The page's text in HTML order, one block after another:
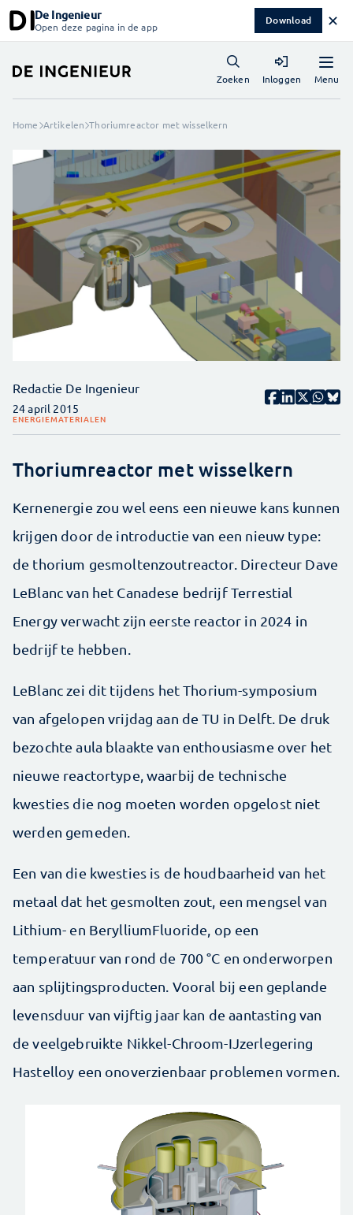
De Ingenieur
Open deze pagina in de app Download ✕
Menu
Zoeken Inloggen
Home Artikelen Thoriumreactor met wisselkern
Redactie De Ingenieur
24 april 2015
ENERGIEMATERIALEN
Thoriumreactor met wisselkern
Kernenergie zou wel eens een nieuwe kans kunnen
krijgen door de introductie van een nieuw type:
de thorium gesmoltenzoutreactor. Directeur Dave
LeBlanc van het Canadese bedrijf Terrestial
Energy verwacht zijn eerste reactor in 2024 in
bedrijf te hebben.
LeBlanc zei dit tijdens het Thorium-symposium
van afgelopen vrijdag aan de TU in Delft. De druk
bezochte aula blaakte van enthousiasme over het
nieuwe reactortype, waarbij de technische
kwesties die nog moeten worden opgelost niet
werden gemeden.
Een van die kwesties is de houdbaarheid van het
metaal dat het gesmolten zout, een mengsel van
Lithium- en BerylliumFluoride, op een
temperatuur van rond de 700 °C en onderworpen
aan splijtingsproducten. Vooral bij een geplande
levensduur van vijftig jaar kan de aantasting van
de veelgebruikte Nikkel-Chroom-IJzerlegering
Hastelloy een onoverzienbaar problemen vormen.